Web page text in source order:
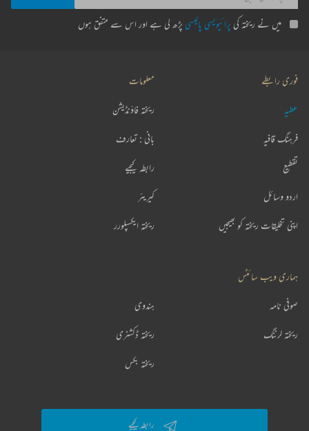
میں نے ریختہ کی پرائیویسی پالیسی پڑھ لی ہے اور اس سے متفق ہوں
فوری رابطے
عطیہ
فرہنگ قافیہ
تقطیع
اردو وسائل
اپنی تخلیقات ریختہ کو بھیجیں
معلومات
ریختہ فاؤنڈیشن
بانی : تعارف
رابطہ کیجیے
کیریئر
ریختہ ایکسپلورر
ہماری ویب سائٹس
ہندوی صوفی نامہ
ریختہ ڈکشنری ریختہ لرننگ
ریختہ بکس
رابطہ کیجیے